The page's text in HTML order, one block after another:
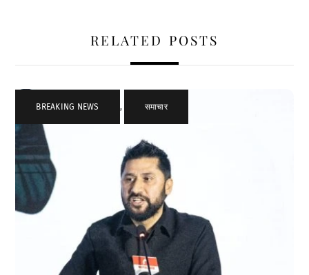
RELATED POSTS
BREAKING NEWS , समाचार